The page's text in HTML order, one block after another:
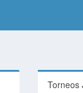
Torneos